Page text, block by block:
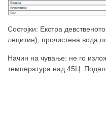
Состојки: Екстра
лецитин), прочистена
Начин на чување: не го
температура над 45Ц.